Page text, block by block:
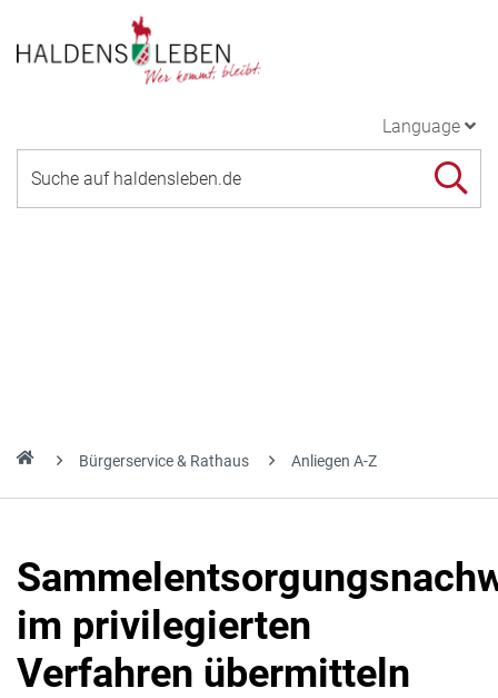
Language
Bürgerservice & Rathaus Anliegen A-Z
im privilegierten
Verfahren übermitteln